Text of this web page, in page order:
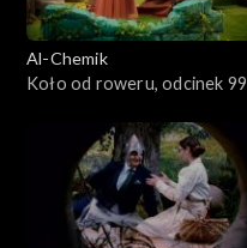
Al-Chemik
Koło od roweru, odcinek 99